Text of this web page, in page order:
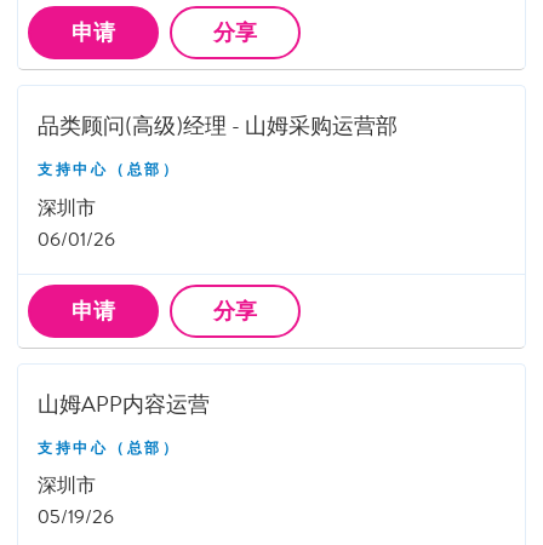
申请 分享
品类顾问(高级)经理 - 山姆采购运营部
支持中心（总部）
深圳市
06/01/26
申请 分享
山姆APP内容运营
支持中心（总部）
深圳市
05/19/26